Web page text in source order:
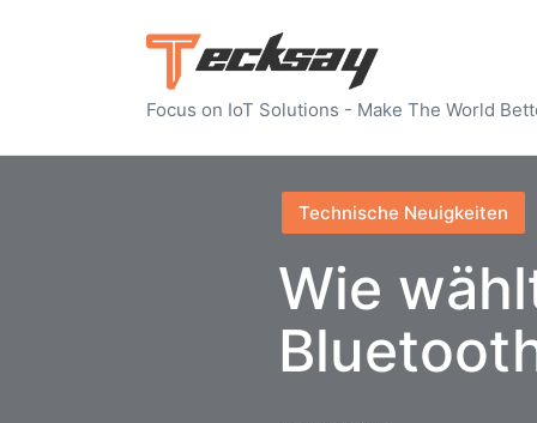
Focus on IoT Solutions - Make The World
Posted
in
Technische Neuigkeiten
Wie